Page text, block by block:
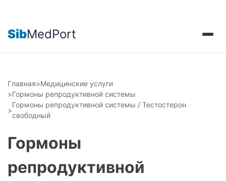
SibMedPort
Главная>Медицинские услуги
>Гормоны репродуктивной системы
>
Гормоны репродуктивной системы / Тестостерон
свободный
Гормоны
репродуктивной